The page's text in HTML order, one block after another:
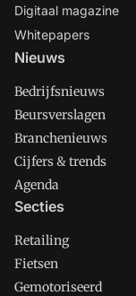
Digitaal magazine
Whitepapers
Nieuws
Bedrijfsnieuws
Beursverslagen
Branchenieuws
Cijfers & trends
Agenda
Secties
Retailing
Fietsen
Gemotoriseerd